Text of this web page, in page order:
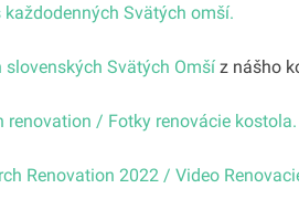
každodenných Svätých omší.
slovenských Svätých Omší z nášho
renovation / Fotky renovácie kostola.
Renovation 2022 / Video